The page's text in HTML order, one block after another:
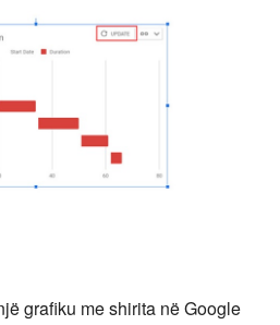
grafiku me shirita në Google